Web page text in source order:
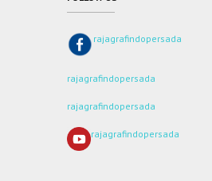
rajagrafindopersada
rajagrafindopersada
rajagrafindopersada
rajagrafindopersada